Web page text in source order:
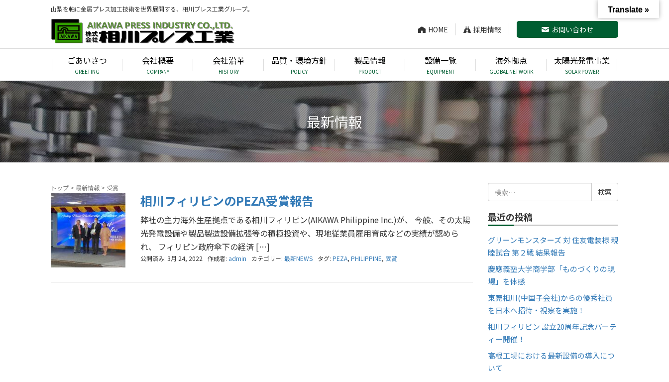
山梨を軸に金属プレス加工技術を世界展開する、相川プレス工業グループ。
HOME 採用情報 お問い合わせ
ごあいさつ
GREETING
会社概要
COMPANY
会社沿革
HISTORY
品質・環境方針
POLICY
製品情報
PRODUCT
設備一覧
EQUIPMENT
海外拠点
GLOBAL NETWORK
太陽光発電事業
SOLAR POWER
最新情報
トップ > 最新情報 > 受賞
相川フィリピンのPEZA受賞報告
弊社の主力海外生産拠点である相川フィリピン(AIKAWA Philippine Inc.)が、 今般、その太陽
光発電設備や製品製造設備拡張等の積極投資や、現地従業員雇用育成などの実績が認めら
れ、 フィリピン政府傘下の経済 […]
公開済み: 3月 24, 2022 作成者: admin カテゴリー: 最新NEWS タグ: PEZA, PHILIPPINE, 受賞
索:
最近の投稿
グリーンモンスターズ 対 住友電装様 親
睦試合 第２戦 結果報告
慶應義塾大学商学部「ものづくりの現
場」を体感
東莞相川(中国子会社)からの優秀社員
を日本へ招待・視察を実施！
相川フィリピン 設立20周年記念パーテ
ィー開催！
高根工場における最新設備の導入につ
いて
Translate »